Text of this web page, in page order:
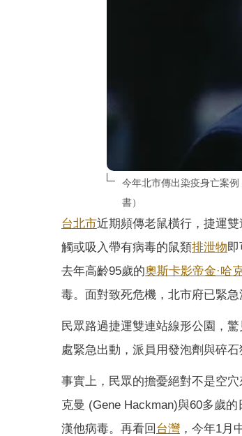
今年北市傳出染疫身亡案
書）
台北市近期頻傳老鼠橫行，捷運
觸或吸入帶有病毒的鼠類排泄物
去年高齡95歲的奧斯卡影帝金·哈
毒。面對致死危機，北市府已緊急
民眾路過捷運雙連站線形公園，
處緊急出動，派員用發泡劑與碎石
事實上，民眾的擔憂絕對不是空
克曼 (Gene Hackman)與60多歲的
漢他病毒。再看回 台灣 ，今年1月